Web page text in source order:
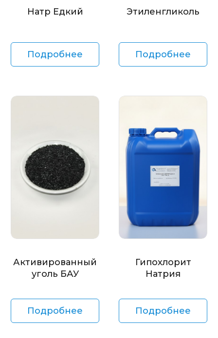
Натр Едкий
Подробнее
Этиленгликоль
Подробнее
Активированный
уголь БАУ
Подробнее
Гипохлорит
Натрия
Подробнее